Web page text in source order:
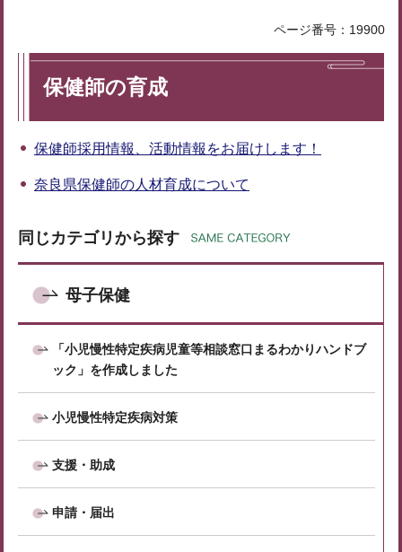
ページ番号：19900
保健師の育成
保健師採用情報、活動情報をお届けします！
奈良県保健師の人材育成について
同じカテゴリから探す
母子保健
「小児慢性特定疾病児童等相談窓口まるわかりハンドブ
ック」を作成しました
小児慢性特定疾病対策
支援・助成
申請・届出